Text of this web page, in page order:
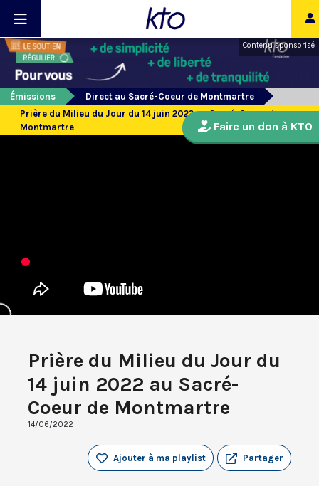
Contenu sponsorisé
Émissions
Direct au Sacré-Coeur de Montmartre
Prière du Milieu du Jour du 14 juin 2022 au Sacré-Coeur de
Montmartre
Prière du Milieu du Jour du
14 juin 2022 au Sacré-
Coeur de Montmartre
14/06/2022
Partager
Ajouter à ma playlist
Faire un don à KTO